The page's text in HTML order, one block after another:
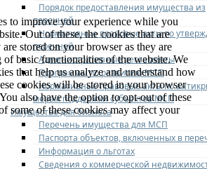
Порядок предоставления имущества из
перечней
Нормативные правовые акты по
перечней
Административные регламенты
Программы по развитию МСП
Нормативные правовые акты по
мерам поддержки субъектов МСП
Имущество для бизнеса
Перечень имущества для МСП
Паспорта объектов, включенных в
Информация о льготах
Сведения о коммерческой
to improve your experience while you
Out of these, the cookies that are
are stored on your browser as they are
basic functionalities of the website. We
that help us analyze and understand how
cookies will be stored in your browser
also have the option to opt-out of these
some of these cookies may affect your